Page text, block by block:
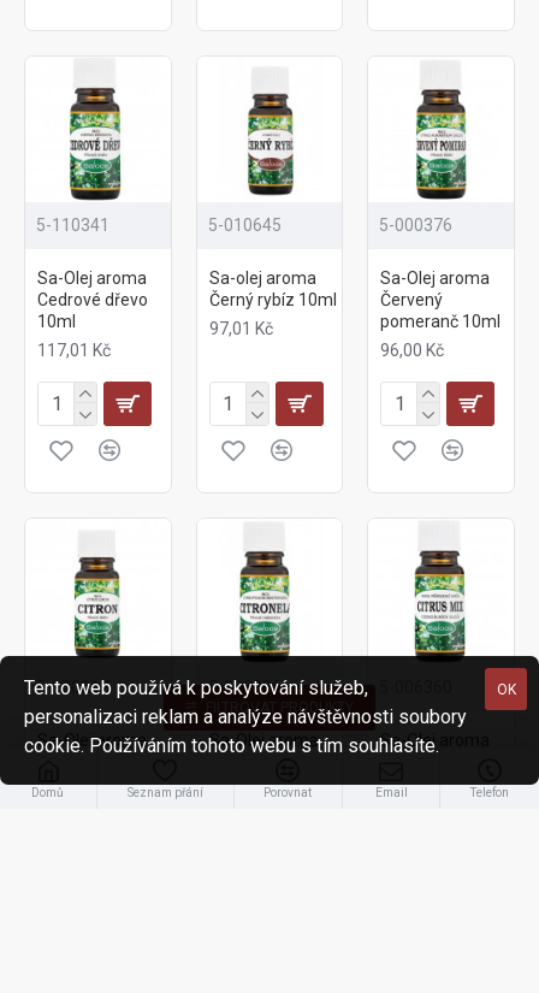
5-110341
Sa-Olej aroma
Cedrové dřevo
10ml
117,01 Kč
5-010645
Sa-olej aroma
Černý rybíz 10ml
97,01 Kč
5-000376
Sa-Olej aroma
Červený
pomeranč 10ml
96,00 Kč
5-120817
Sa-Olej aroma
93,00 Kč
5-000396
Sa-Olej aroma
102,00 Kč
Sa-Olej aroma
126,00 Kč
Domů Seznam přání Porovnat Email Telefon
OK
Tento web používá k poskytování služeb,
personalizaci reklam a analýze návštěvnosti soubory
cookie. Používáním tohoto webu s tím souhlasíte.
FILTROVAT PRODUKTY